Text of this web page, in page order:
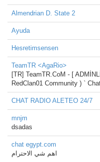
Almendrian D. State 2
Ayuda
Hesretimsensen
TeamTR <AgaRio>
[TR] TeamTR.CoM - [
RedClan01 Community ) `
CHAT RADIO ALETEO 24/7
mnjm
dsadas
chat egypt.com
اهم شي الاحترام